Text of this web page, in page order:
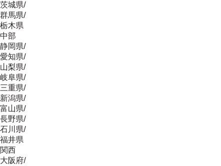
茨城県/
群馬県/
栃木県
中部
静岡県/
愛知県/
山梨県/
岐阜県/
三重県/
新潟県/
富山県/
長野県/
石川県/
福井県
関西
大阪府/